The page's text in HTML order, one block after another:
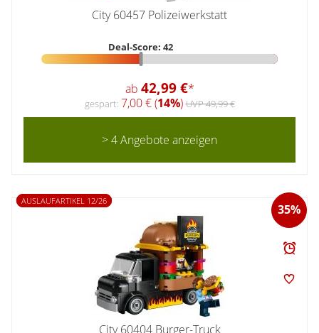
City 60457 Polizeiwerkstatt
Deal-Score: 42
ab 42,99 €*
gespart: 7,00 € (14%)UVP 49,99 €
> 4 Angebote anzeigen
35%
AUSLAUFARTIKEL 12/26
City 60404 Burger-Truck